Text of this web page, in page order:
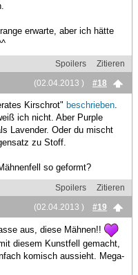
erwarte, aber ich hätte
Spoilers
Zitieren
(02.04.2013 )
#18
Kirschrot" beschrieben.
ich nicht. Aber Purple
Lavender. Oder du mischt
zu Stoff.
so geformt?
Spoilers
Zitieren
(02.04.2013 )
#19
aus, diese Mähnen!!
diesem Kunstfell gemacht,
komisch aussieht. Mega-